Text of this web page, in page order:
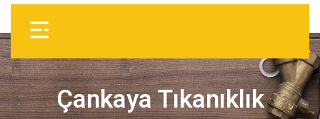
Çankaya Tıkanıklık